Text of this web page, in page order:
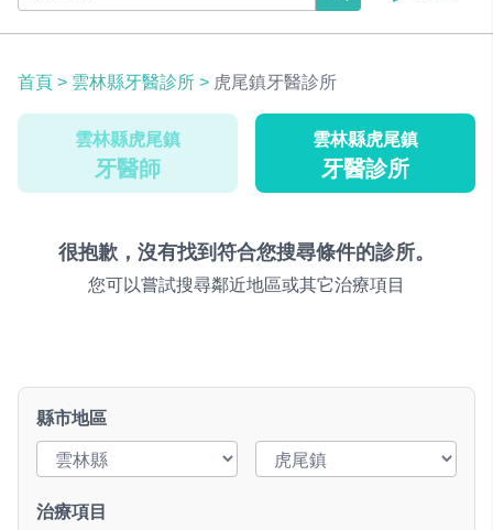
首頁 > 雲林縣牙醫診所 > 虎尾鎮牙醫診所
雲林縣虎尾鎮
牙醫師
雲林縣虎尾鎮
牙醫診所
很抱歉，沒有找到符合您搜尋條件的診所。
您可以嘗試搜尋鄰近地區或其它治療項目
縣市地區
治療項目